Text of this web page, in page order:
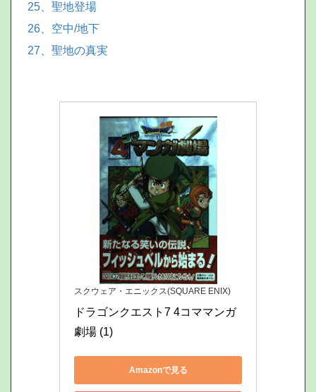
25、聖地登場
26、空中/地下
27、聖地の真実
スクウェア・エニックス(SQUARE ENIX)
ドラゴンクエスト7 4コママンガ
劇場 (1)
Amazonで見る